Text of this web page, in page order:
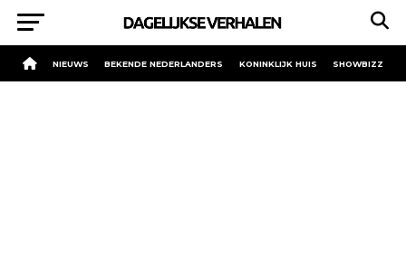
NIEUWS BEKENDE NEDERLANDERS KONINKLIJK HUIS SHOWBIZZ